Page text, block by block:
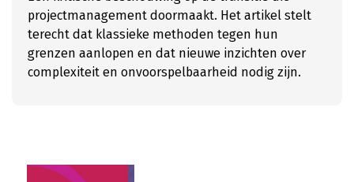
projectmanagement doormaakt. Het artikel stelt
terecht dat klassieke methoden tegen hun
grenzen aanlopen en dat nieuwe inzichten over
complexiteit en onvoorspelbaarheid nodig zijn.